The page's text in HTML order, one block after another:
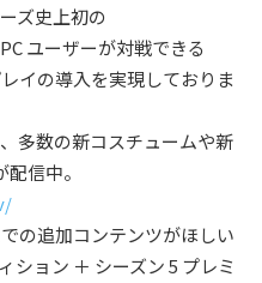
ズ史上初の
ユーザーが対戦できる
イの導⼊を実現しておりま
多数の新コスチュームや新
信中。
の追加コンテンツがほしい
ション ＋ シーズン 5 プレミ